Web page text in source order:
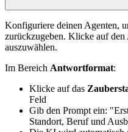
Konfiguriere deinen Agenten,
zurückzugeben. Klicke auf
auszuwählen.
Im Bereich Antwortformat:
Klicke auf das
Feld
Gib den Prompt ein:
Standort, Beruf und